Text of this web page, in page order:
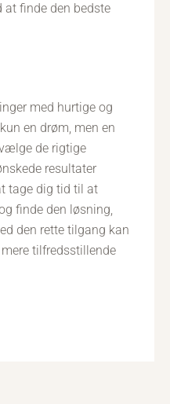
finde den bedste
med hurtige og
en drøm, men en
de rigtige
resultater
tage dig tid til at
finde den løsning,
den rette tilgang kan
tilfredsstillende